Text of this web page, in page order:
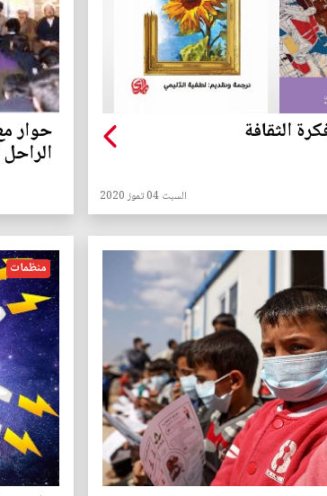
الثقافة
السبت 04 تموز 2020
حوار
منظمات